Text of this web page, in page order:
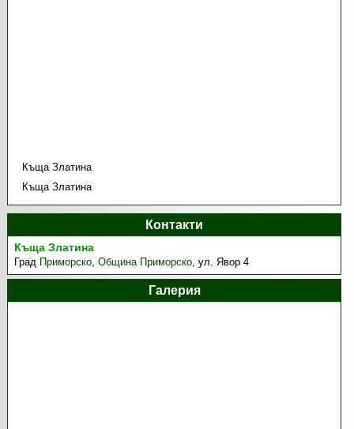
Къща Златина
Къща Златина
Контакти
Къща Златина
Град Приморско,Община Приморско,ул. Явор 4
Галерия